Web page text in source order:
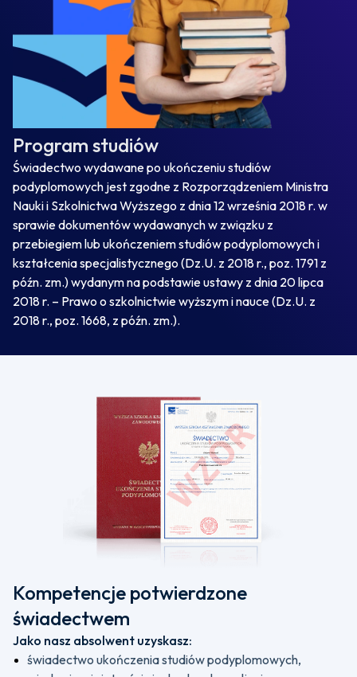
Program studiów
Świadectwo wydawane po ukończeniu studiów
podyplomowych jest zgodne z Rozporządzeniem Ministra
Nauki i Szkolnictwa Wyższego z dnia 12 września 2018 r. w
sprawie dokumentów wydawanych w związku z
przebiegiem lub ukończeniem studiów podyplomowych i
kształcenia specjalistycznego (Dz.U. z 2018 r., poz. 1791 z
późn. zm.) wydanym na podstawie ustawy z dnia 20 lipca
2018 r. – Prawo o szkolnictwie wyższym i nauce (Dz.U. z
2018 r., poz. 1668, z późn. zm.).
Kompetencje potwierdzone
świadectwem
Jako nasz absolwent uzyskasz:
świadectwo ukończenia studiów podyplomowych,